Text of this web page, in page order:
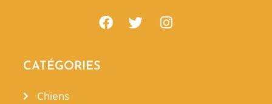
CATÉGORIES
Chiens